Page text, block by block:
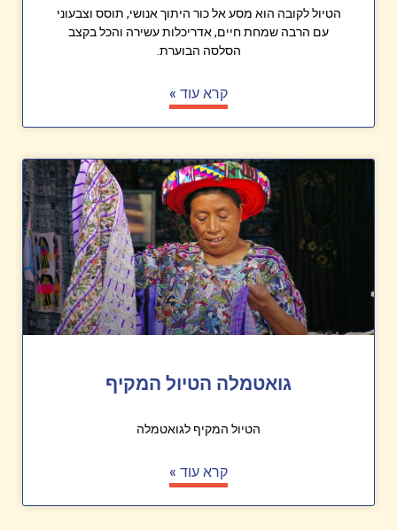
הטיול לקובה הוא מסע אל כור היתוך אנושי, תוסס וצבעוני
עם הרבה שמחת חיים, אדריכלות עשירה והכל בקצב
הסלסה הבוערת.
קרא עוד »
גואטמלה הטיול המקיף
הטיול המקיף לגואטמלה
קרא עוד »